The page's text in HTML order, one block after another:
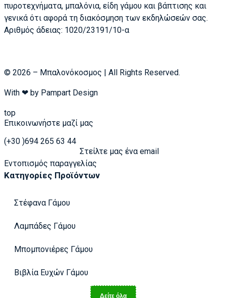
πυροτεχνήματα, μπαλόνια, είδη γάμου και βάπτισης και
γενικά ότι αφορά τη διακόσμηση των εκδηλώσεών σας.
Αριθμός άδειας: 1020/23191/10-α
© 2026 – Μπαλονόκοσμος | All Rights Reserved.
With ❤ by Pampart Design
top
Επικοινωνήστε μαζί μας
(+30 )694 265 63 44
Στείλτε μας ένα email
Εντοπισμός παραγγελίας
Κατηγορίες Προϊόντων
Στέφανα Γάμου
Λαμπάδες Γάμου
Μπομπονιέρες Γάμου
Βιβλία Ευχών Γάμου